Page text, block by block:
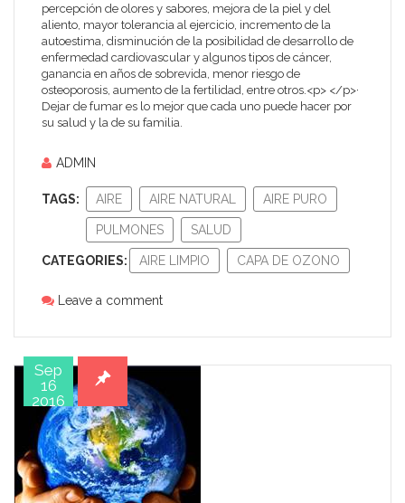
percepción de olores y sabores, mejora de la piel y del
aliento, mayor tolerancia al ejercicio, incremento de la
autoestima, disminución de la posibilidad de desarrollo de
enfermedad cardiovascular y algunos tipos de cáncer,
ganancia en años de sobrevida, menor riesgo de
osteoporosis, aumento de la fertilidad, entre otros.<p> </p>·
Dejar de fumar es lo mejor que cada uno puede hacer por
su salud y la de su familia.
ADMIN
TAGS: AIRE AIRE NATURAL AIRE PURO
PULMONES SALUD
CATEGORIES: AIRE LIMPIO CAPA DE OZONO
Leave a comment
Sep
16
2016